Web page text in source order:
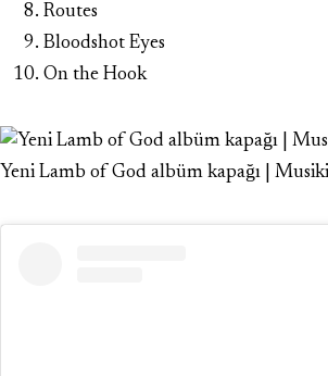
Routes
Bloodshot Eyes
On the Hook
Yeni Lamb of God albüm kapağı |